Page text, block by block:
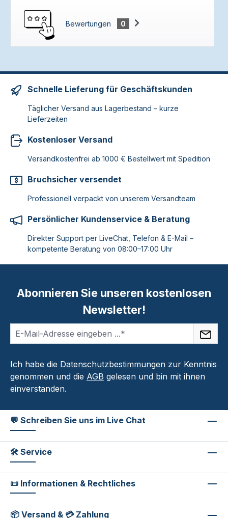
Bewertungen 0
Schnelle Lieferung für Geschäftskunden
Täglicher Versand aus Lagerbestand – kurze
Lieferzeiten
Kostenloser Versand
Versandkostenfrei ab 1000 € Bestellwert mit Spedition
Bruchsicher versendet
Professionell verpackt von unserem Versandteam
Persönlicher Kundenservice & Beratung
Direkter Support per LiveChat, Telefon & E-Mail –
kompetente Beratung von 08:00–17:00 Uhr
Abonnieren Sie unseren kostenlosen
Newsletter!
Ich habe die Datenschutzbestimmungen zur Kenntnis
genommen und die AGB gelesen und bin mit ihnen
einverstanden.
💬 Schreiben Sie uns im Live Chat
🛠 Service
📜 Informationen & Rechtliches
📦 Versand & 💳 Zahlung